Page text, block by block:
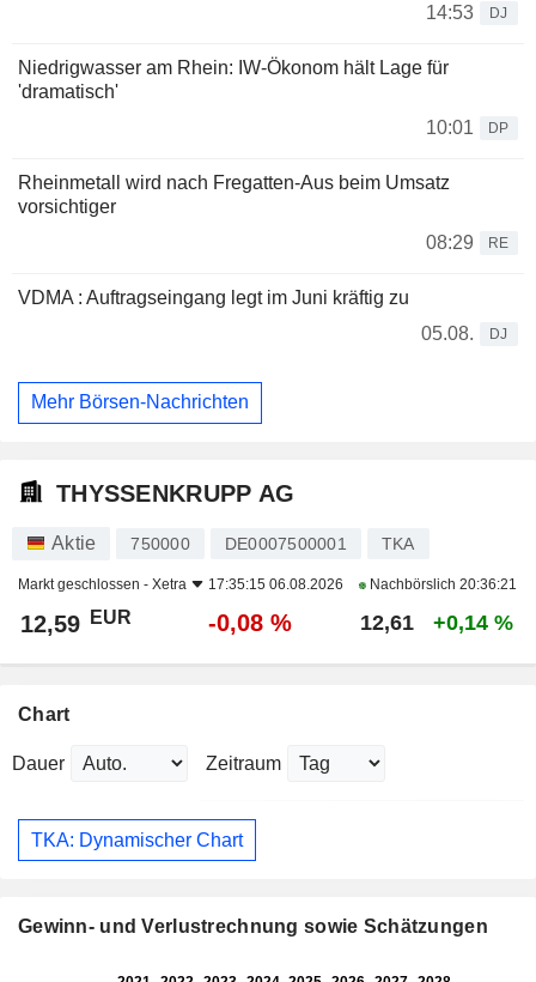
14:53
DJ
Niedrigwasser am Rhein: IW-Ökonom hält Lage für
'dramatisch'
10:01
DP
Rheinmetall wird nach Fregatten-Aus beim Umsatz
vorsichtiger
08:29
RE
VDMA : Auftragseingang legt im Juni kräftig zu
05.08.
DJ
Mehr Börsen-Nachrichten
THYSSENKRUPP AG
Aktie 750000 DE0007500001 TKA
Markt geschlossen - Xetra 17:35:15 06.08.2026 Nachbörslich 20:36:21
12,59 EUR -0,08 % 12,61 +0,14 %
Chart
Dauer Zeitraum
TKA: Dynamischer Chart
Gewinn- und Verlustrechnung sowie Schätzungen